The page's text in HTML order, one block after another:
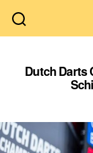
Dutch Darts